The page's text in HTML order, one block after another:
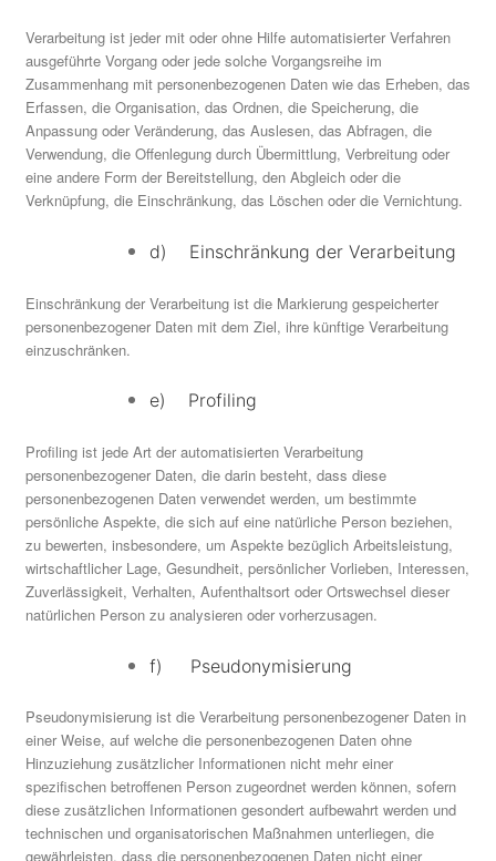
Verarbeitung ist jeder mit oder ohne Hilfe automatisierter Verfahren
ausgeführte Vorgang oder jede solche Vorgangsreihe im
Zusammenhang mit personenbezogenen Daten wie das Erheben, das
Erfassen, die Organisation, das Ordnen, die Speicherung, die
Anpassung oder Veränderung, das Auslesen, das Abfragen, die
Verwendung, die Offenlegung durch Übermittlung, Verbreitung oder
eine andere Form der Bereitstellung, den Abgleich oder die
Verknüpfung, die Einschränkung, das Löschen oder die Vernichtung.
d) Einschränkung der Verarbeitung
Einschränkung der Verarbeitung ist die Markierung gespeicherter
personenbezogener Daten mit dem Ziel, ihre künftige Verarbeitung
einzuschränken.
e) Profiling
Profiling ist jede Art der automatisierten Verarbeitung
personenbezogener Daten, die darin besteht, dass diese
personenbezogenen Daten verwendet werden, um bestimmte
persönliche Aspekte, die sich auf eine natürliche Person beziehen,
zu bewerten, insbesondere, um Aspekte bezüglich Arbeitsleistung,
wirtschaftlicher Lage, Gesundheit, persönlicher Vorlieben, Interessen,
Zuverlässigkeit, Verhalten, Aufenthaltsort oder Ortswechsel dieser
natürlichen Person zu analysieren oder vorherzusagen.
f) Pseudonymisierung
Pseudonymisierung ist die Verarbeitung personenbezogener Daten in
einer Weise, auf welche die personenbezogenen Daten ohne
Hinzuziehung zusätzlicher Informationen nicht mehr einer
spezifischen betroffenen Person zugeordnet werden können, sofern
diese zusätzlichen Informationen gesondert aufbewahrt werden und
technischen und organisatorischen Maßnahmen unterliegen, die
gewährleisten, dass die personenbezogenen Daten nicht einer